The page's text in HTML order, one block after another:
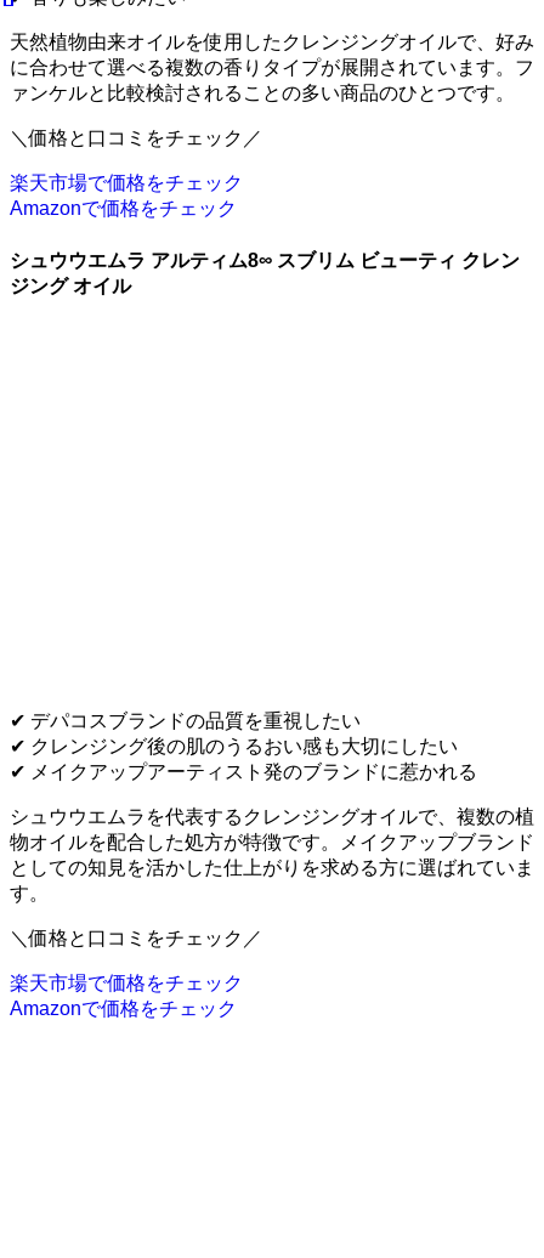
天然植物由来オイルを使用したクレンジングオイルで、好み
に合わせて選べる複数の香りタイプが展開されています。フ
ァンケルと比較検討されることの多い商品のひとつです。
＼価格と口コミをチェック／
楽天市場で価格をチェック
Amazonで価格をチェック
シュウウエムラ アルティム8∞ スブリム ビューティ クレン
ジング オイル
✔ デパコスブランドの品質を重視したい
✔ クレンジング後の肌のうるおい感も大切にしたい
✔ メイクアップアーティスト発のブランドに惹かれる
シュウウエムラを代表するクレンジングオイルで、複数の植
物オイルを配合した処方が特徴です。メイクアップブランド
としての知見を活かした仕上がりを求める方に選ばれていま
す。
＼価格と口コミをチェック／
楽天市場で価格をチェック
Amazonで価格をチェック